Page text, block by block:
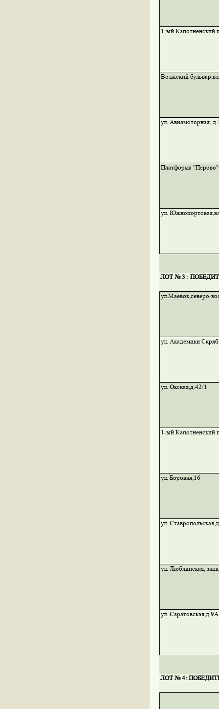
1-ый Капотненский
Волжский
ул. Авиамоторная,
Платформа
ул.
ЛОТ № 3 :
ул.Маевок,северо-
ул. Академики
ул. Окская,д.42/1
1-ый Капотненский
ул. Боровая,16
ул.
ул. Люблинская,
ул. Саратовская,д.9А
ЛОТ № 4: